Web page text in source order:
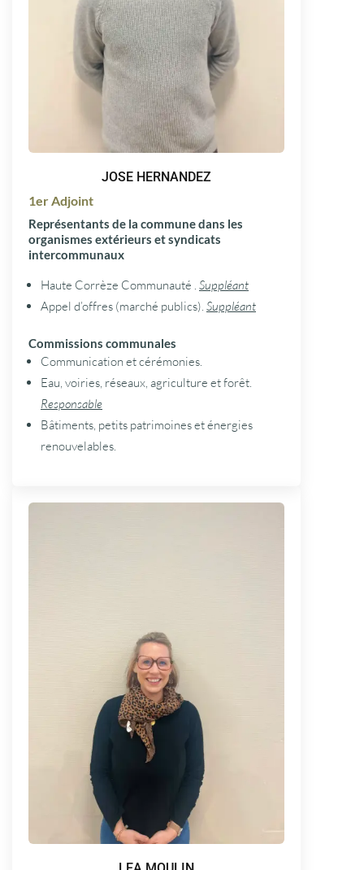
JOSE HERNANDEZ
1er Adjoint
Représentants de la commune dans les
organismes extérieurs et syndicats
intercommunaux
Haute Corrèze Communauté . Suppléant
Appel d’offres (marché publics). Suppléant
Commissions communales
Communication et cérémonies.
Eau, voiries, réseaux, agriculture et forêt.
Responsable
Bâtiments, petits patrimoines et énergies
renouvelables.